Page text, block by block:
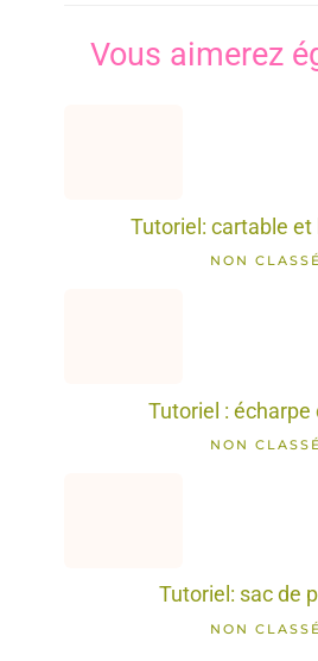
Vous aimerez
Tutoriel: cartable et
NON CLASSÉ
Tutoriel : écharpe
NON CLASSÉ
Tutoriel: sac de
NON CLASSÉ